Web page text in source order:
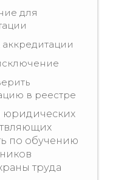
для
в реестре
юридических
по обучению
труда